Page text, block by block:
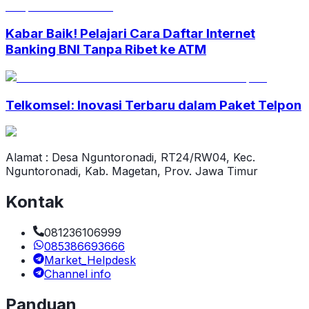
Kabar Baik! Pelajari Cara Daftar Internet
Banking BNI Tanpa Ribet ke ATM
Telkomsel: Inovasi Terbaru dalam Paket Telpon
Alamat : Desa Nguntoronadi, RT24/RW04, Kec.
Nguntoronadi, Kab. Magetan, Prov. Jawa Timur
Kontak
081236106999
085386693666
Market_Helpdesk
Channel info
Panduan